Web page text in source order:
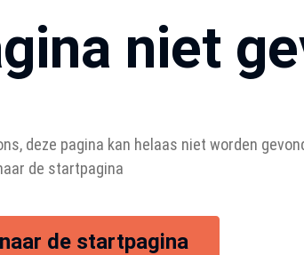
niet
deze pagina kan helaas niet worden
de startpagina
de startpagina